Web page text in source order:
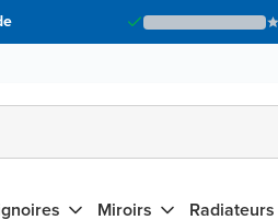
Miroirs Radiateurs